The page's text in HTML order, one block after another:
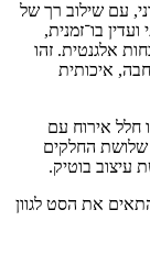
עם שילוב רך של
בו־זמנית,
אלגנטית. זהו
איכותית
חלל אירוח עם
שלושת החלקים
עיצוב בוטיק.
את הסט לגוון